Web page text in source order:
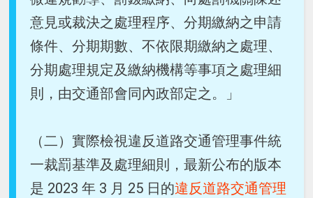
意見或裁決之處理程序、分期繳納之申請
條件、分期期數、不依限期繳納之處理、
分期處理規定及繳納機構等事項之處理細
則，由交通部會同內政部定之。」
（二）實際檢視違反道路交通管理事件統
一裁罰基準及處理細則，最新公布的版本
是 2023 年 3 月 25 日的違反道路交通管理